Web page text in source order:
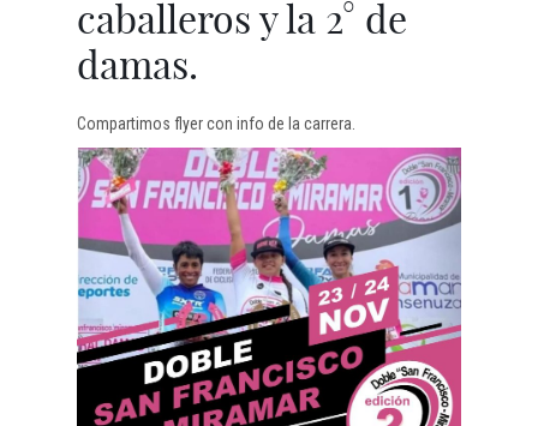
caballeros y la 2° de
damas.
Compartimos flyer con info de la carrera.